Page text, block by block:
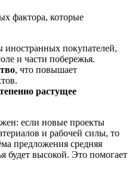
фактора, которые
иностранных покупателей,
и части побережья.
, что повышает
растущее
если новые проекты
и рабочей силы, то
предложения средняя
будет высокой. Это помогает